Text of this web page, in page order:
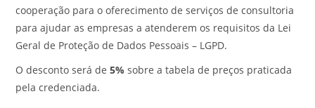
cooperação para o oferecimento de serviços de consultoria
para ajudar as empresas a atenderem os requisitos da Lei
Geral de Proteção de Dados Pessoais – LGPD.
O desconto será de 5% sobre a tabela de preços praticada
pela credenciada.